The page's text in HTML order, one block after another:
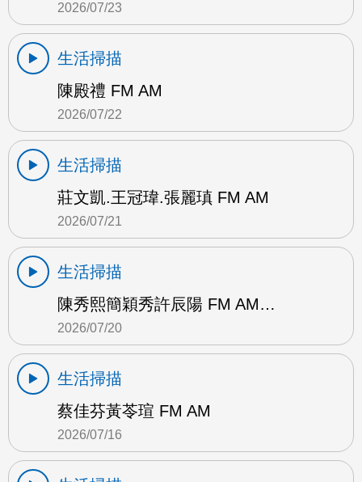
2026/07/23
生活掃描
陳殿禮 FM AM
2026/07/22
生活掃描
莊文凱.王冠瑋.張麗瑱 FM AM
2026/07/21
生活掃描
陳秀熙簡穎秀許辰陽 FM AM…
2026/07/20
生活掃描
蔡佳芬黃苓瑄 FM AM
2026/07/16